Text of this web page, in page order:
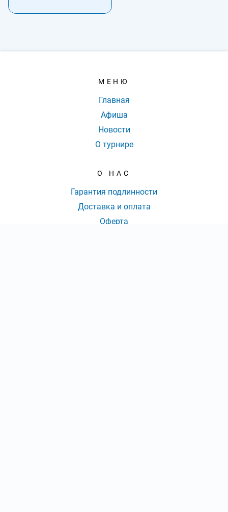
МЕНЮ
Главная
Афиша
Новости
О турнире
О НАС
Гарантия подлинности
Доставка и оплата
Оферта